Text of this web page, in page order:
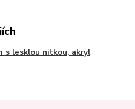
s lesklou nitkou, akryl